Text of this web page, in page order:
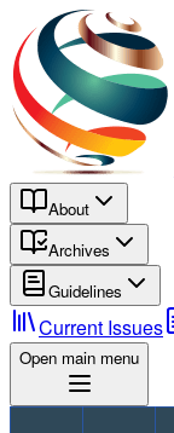
About
Archives
Guidelines
Current Issues
Open main menu